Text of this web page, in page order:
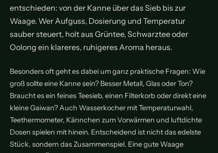
entschieden: von der Kanne über das Sieb bis zur
Waage. Wer Aufguss, Dosierung und Temperatur
sauber steuert, holt aus Grüntee, Schwarztee oder
Oolong ein klareres, ruhigeres Aroma heraus.
Besonders oft geht es dabei um ganz praktische Fragen: Wie
groß sollte eine Kanne sein? Besser Metall, Glas oder Ton?
Braucht es ein feines Teesieb, einen Filterkorb oder direkt eine
kleine Gaiwan? Auch Wasserkocher mit Temperaturwahl,
Teethermometer, Kännchen zum Vorwärmen und luftdichte
Dosen spielen mit hinein. Entscheidend ist nicht das edelste
Stück, sondern das Zusammenspiel. Eine gute Waage